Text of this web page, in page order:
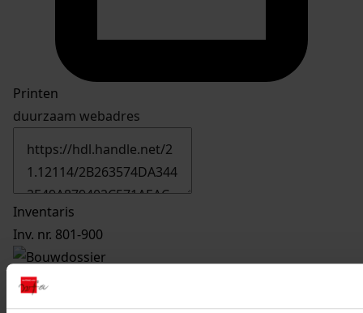
Printen
duurzaam webadres
Inventaris
Inv. nr. 801-900
875Bouw 17 verkoopwoningen met garage/berging,